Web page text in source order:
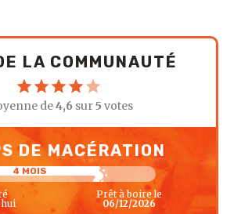
LA COMMUNAUTÉ
de4,6 sur5 votes
DE MACÉRATION
4 MOIS
Prêt à boire le
06/12/2026